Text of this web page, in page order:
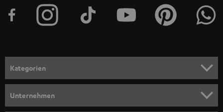
e
n
m
e
l
Kategorien
Unternehmen